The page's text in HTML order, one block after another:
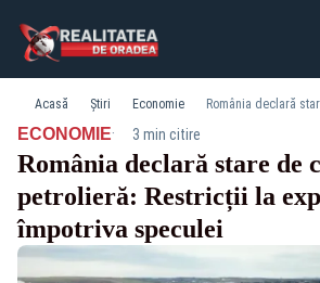
Acasă Știri Economie
ECONOMIE· 3 min citire
România declară stare de
petrolieră: Restricții la
împotriva speculei